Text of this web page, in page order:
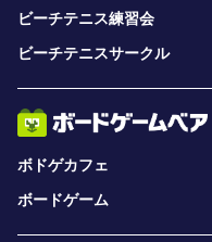
ビーチテニス練習会
ビーチテニスサークル
ボドゲカフェ
ボードゲーム